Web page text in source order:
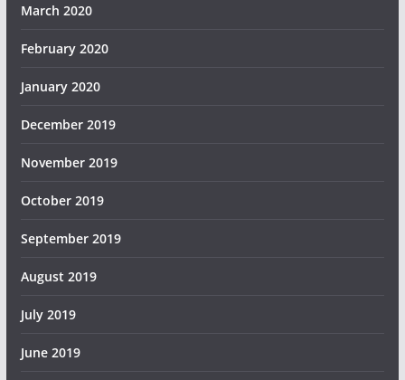
March 2020
February 2020
January 2020
December 2019
November 2019
October 2019
September 2019
August 2019
July 2019
June 2019